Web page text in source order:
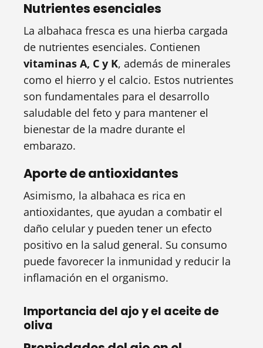
Nutrientes esenciales
La albahaca fresca es una hierba cargada
de nutrientes esenciales. Contienen
vitaminas A, C y K, además de minerales
como el hierro y el calcio. Estos nutrientes
son fundamentales para el desarrollo
saludable del feto y para mantener el
bienestar de la madre durante el
embarazo.
Aporte de antioxidantes
Asimismo, la albahaca es rica en
antioxidantes, que ayudan a combatir el
daño celular y pueden tener un efecto
positivo en la salud general. Su consumo
puede favorecer la inmunidad y reducir la
inflamación en el organismo.
Importancia del ajo y el aceite de
oliva